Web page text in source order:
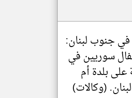
في جنوب لبنان:
3 أطفال سوريين في
على بلدة أم
(وكالات)